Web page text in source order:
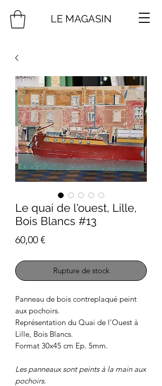
LE MAGASIN
Le quai de l'ouest, Lille,
Bois Blancs #13
60,00 €Prix
Rupture de stock
Panneau de bois contreplaqué peint
aux pochoirs.
Représentation du Quai de l'Ouest à
Lille, Bois Blancs.
Format 30x45 cm Ep. 5mm.
Les panneaux sont peints à la main aux
pochoirs.